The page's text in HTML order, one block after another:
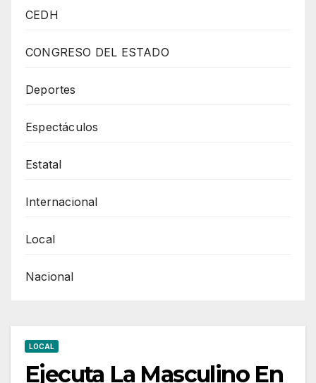
Avenida
De
CEDH
CONGRESO DEL ESTADO
Deportes
Espectáculos
Estatal
Internacional
Local
Nacional
LOCAL
Ejecuta La Masculino En